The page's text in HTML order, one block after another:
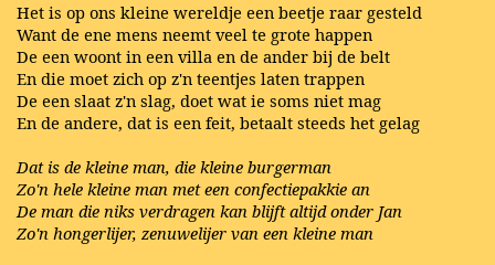
Het is op ons kleine wereldje een beetje raar gesteld
Want de ene mens neemt veel te grote happen
De een woont in een villa en de ander bij de belt
En die moet zich op z'n teentjes laten trappen
De een slaat z'n slag, doet wat ie soms niet mag
En de andere, dat is een feit, betaalt steeds het gelag
Dat is de kleine man, die kleine burgerman
Zo'n hele kleine man met een confectiepakkie an
De man die niks verdragen kan blijft altijd onder Jan
Zo'n hongerlijer, zenuwelijer van een kleine man